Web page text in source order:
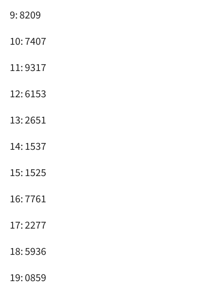
9: 8209
10: 7407
11: 9317
12: 6153
13: 2651
14: 1537
15: 1525
16: 7761
17: 2277
18: 5936
19: 0859